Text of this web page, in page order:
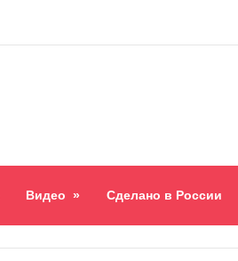
Видео » Сделано в России